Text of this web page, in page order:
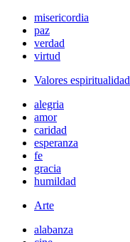
misericordia
paz
verdad
virtud
Valores espiritualidad
alegria
amor
caridad
esperanza
fe
gracia
humildad
Arte
alabanza